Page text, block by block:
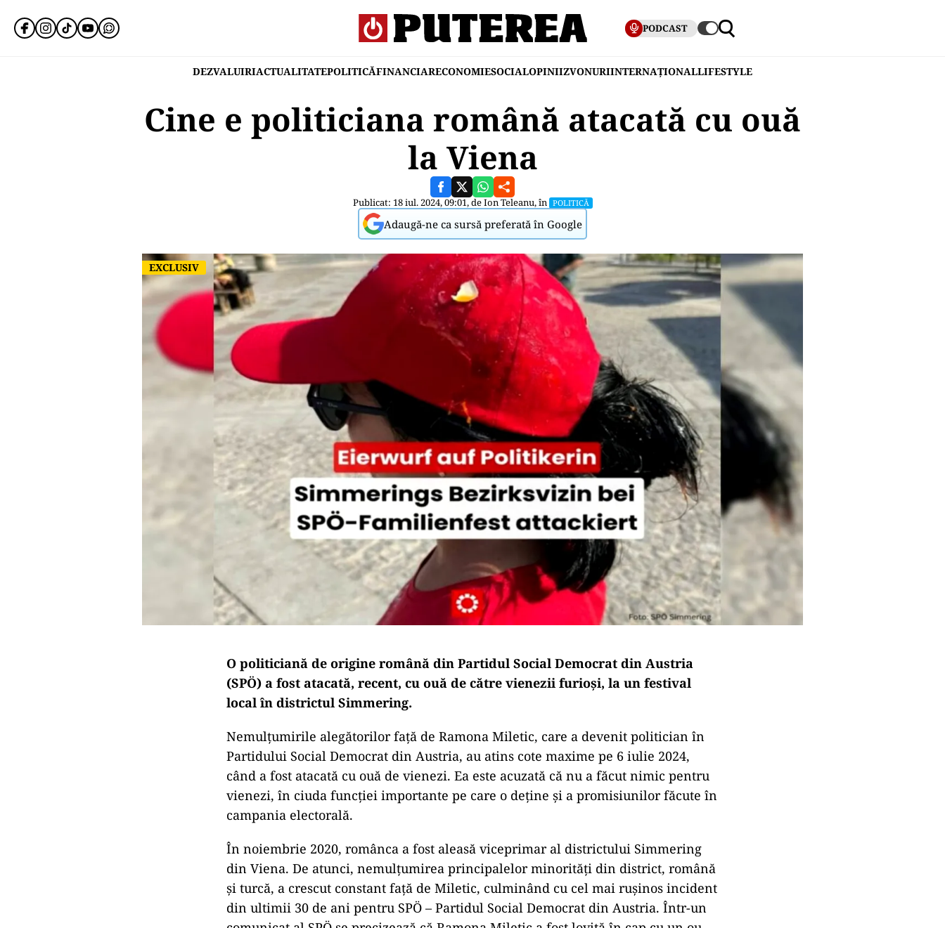
PODCAST
DEZVALUIRIACTUALITATEPOLITICĂFINANCIARECONOMIESOCIALOPINIIZVONURIINTERNAȚIONALLIFESTYLE
Cine e politiciana română atacată cu ouă
la Viena
Publicat: 18 iul. 2024, 09:01, deIon Teleanu, în POLITICĂ
Adaugă-ne ca sursă preferată în Google
EXCLUSIV
O politiciană de origine română din Partidul Social Democrat din Austria
(SPÖ) a fost atacată, recent, cu ouă de către vienezii furioși, la un festival
local în districtul Simmering.
Nemulțumirile alegătorilor față de Ramona Miletic, care a devenit politician în
Partidului Social Democrat din Austria, au atins cote maxime pe 6 iulie 2024,
când a fost atacată cu ouă de vienezi. Ea este acuzată că nu a făcut nimic pentru
vienezi, în ciuda funcției importante pe care o deține și a promisiunilor făcute în
campania electorală.
În noiembrie 2020, românca a fost aleasă viceprimar al districtului Simmering
din Viena. De atunci, nemulțumirea principalelor minorități din district, română
și turcă, a crescut constant față de Miletic, culminând cu cel mai rușinos incident
din ultimii 30 de ani pentru SPÖ – Partidul Social Democrat din Austria. Într-un